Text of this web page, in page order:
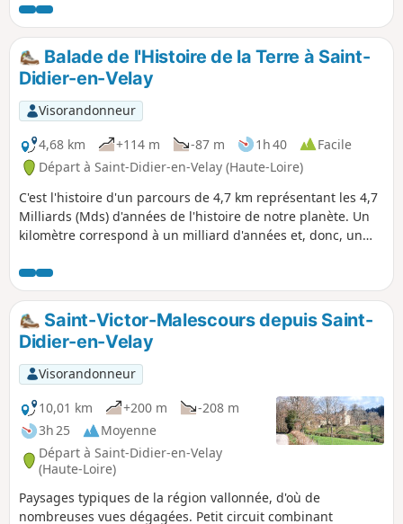
rafraichissante. En effet la bourgade de Saint-Genest-
Malifaux se situe aux alentours des 1000 m d'altitude et
beaucoup de chemins sont à l'ombre des arbres
centenaires.
Balade de l'Histoire de la Terre à Saint-
Didier-en-Velay
Visorandonneur
4,68 km
+114 m -87 m 1h 40
Facile
Départ à Saint-Didier-en-Velay (Haute-Loire)
C'est l'histoire d'un parcours de 4,7 km représentant les 4,7
Milliards (Mds) d'années de l'histoire de notre planète. Un
kilomètre correspond à un milliard d'années et, donc, un
cette symbolique que tout au long de ce parcours 21
panneaux ont été placés. L'endroit de l'implantation, et donc
la période correspondante, raconte un évènement majeur
qui a bouleversé l'évolution de la Terre. Ce circuit qui
parcourt les sentiers de Saint-Didier-en-Velay se veut à la
fois ludique, historique et originale.
Saint-Victor-Malescours depuis Saint-
Didier-en-Velay
Visorandonneur
10,01 km
+200 m
-208 m
3h 25
Moyenne
Départ à Saint-Didier-en-Velay
(Haute-Loire)
Paysages typiques de la région vallonnée, d'où de
nombreuses vues dégagées. Petit circuit combinant